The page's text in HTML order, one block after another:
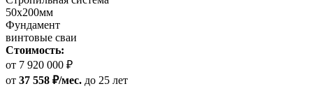
50х200мм
Фундамент
винтовые сваи
Стоимость:
от 7 920 000 ₽
от 37 558 ₽/мес. до 25 лет